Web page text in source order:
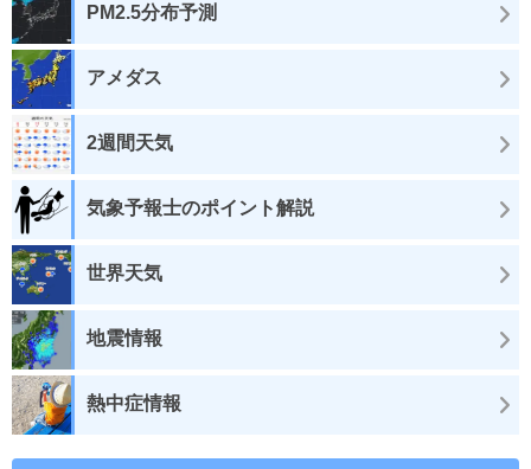
PM2.5分布予測
アメダス
2週間天気
気象予報士のポイント解説
世界天気
地震情報
熱中症情報